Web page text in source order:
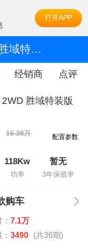
打开APP
2014款 1.8T 2WD 胜域特装版
经销商 点评
胜域特装版
16.38万 配置参数
118Kw
功率
暂无
3年保值率
购车
7.1万
3490 (共36期)